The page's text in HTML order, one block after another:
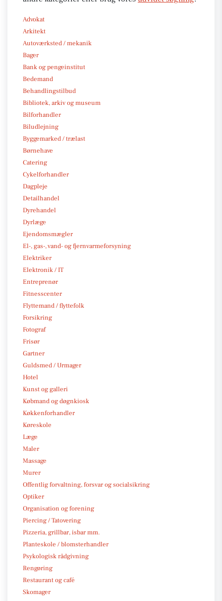
Advokat
Arkitekt
Autoværksted / mekanik
Bager
Bank og pengeinstitut
Bedemand
Behandlingstilbud
Bibliotek, arkiv og museum
Bilforhandler
Biludlejning
Byggemarked / trælast
Børnehave
Catering
Cykelforhandler
Dagpleje
Detailhandel
Dyrehandel
Dyrlæge
Ejendomsmægler
El-, gas-, vand- og fjernvarmeforsyning
Elektriker
Elektronik / IT
Entreprenør
Fitnesscenter
Flyttemand / flyttefolk
Forsikring
Fotograf
Frisør
Gartner
Guldsmed / Urmager
Hotel
Kunst og galleri
Købmand og døgnkiosk
Køkkenforhandler
Køreskole
Læge
Maler
Massage
Murer
Offentlig forvaltning, forsvar og socialsikring
Optiker
Organisation og forening
Piercing / Tatovering
Pizzeria, grillbar, isbar mm.
Planteskole / blomsterhandler
Psykologisk rådgivning
Rengøring
Restaurant og café
Skomager